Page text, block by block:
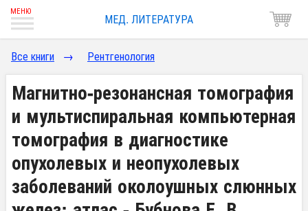
МЕД. ЛИТЕРАТУРА
Все книги → Рентгенология
Магнитно-резонансная томография
и мультиспиральная компьютерная
томография в диагностике
опухолевых и неопухолевых
заболеваний околоушных слюнных